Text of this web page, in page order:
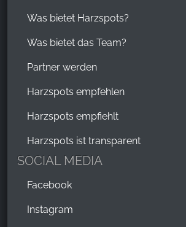
Was bietet Harzspots?
Was bietet das Team?
Partner werden
Harzspots empfehlen
Harzspots empfiehlt
Harzspots ist transparent
SOCIAL MEDIA
Facebook
Instagram